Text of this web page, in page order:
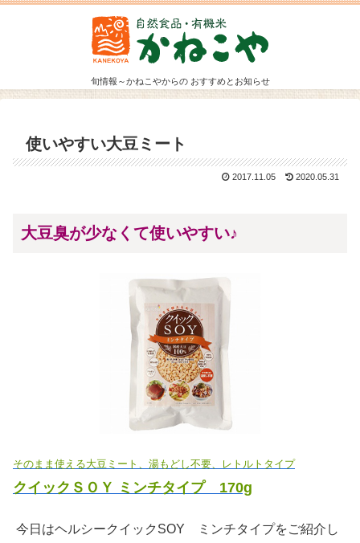
旬情報～かねこやからの おすすめとお知らせ
使いやすい大豆ミート
2017.11.05 2020.05.31
大豆臭が少なくて使いやすい♪
そのまま使える大豆ミート、湯もどし不要、レトルトタイプ
クイックＳＯＹ ミンチタイプ 170g
今日はヘルシークイックSOY ミンチタイプをご紹介し